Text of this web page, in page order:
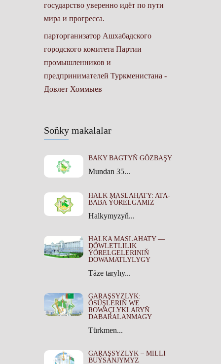
Soňky makalalar
BAKY BAGTYŇ GÖZBAŞY
Mundan 35...
HALK MASLAHATY: ATA-
BABA ÝÖRELGÄMIZ
Halkymyzyň...
HALKA MASLAHATY —
DÖWLETLILIK
ÝÖRELGELERINIŇ
DOWAMATLYLYGY
Täze taryhy...
GARAŞSYZLYK:
ÖSÜŞLERIŇ WE
ROWAÇLYKLARYŇ
DABARALANMAGY
Türkmen...
GARAŞSYZLYK – MILLI
BUÝSANJYMYZ
государство уверенно идёт по пути
мира и прогресса.
парторганизатор Ашхабадского
городского комитета Партии
промышленников и
предпринимателей Туркменистана -
Довлет Хоммыев